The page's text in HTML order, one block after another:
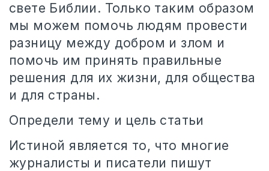
свете Библии. Только таким образом
мы можем помочь людям провести
разницу между добром и злом и
помочь им принять правильные
решения для их жизни, для общества
и для страны.
Определи тему и цель статьи
Истиной является то, что многие
журналисты и писатели пишут